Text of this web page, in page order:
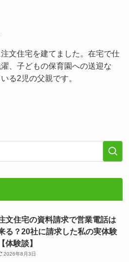
文住宅を建てました。在宅で仕
、子どもの保育園への送迎な
る2児の父親です。
文住宅の資料請求で営業電話は
る？20社に請求した私の実体験
【体験談】
2026年8月3日